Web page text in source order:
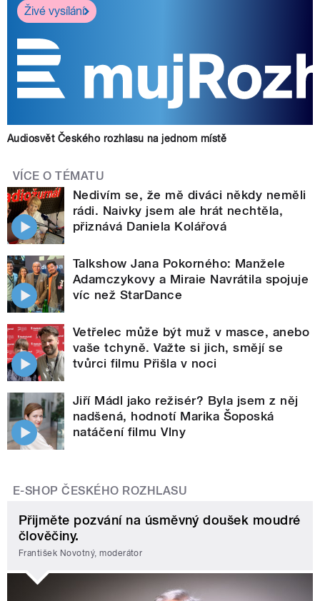
Živé vysílání
Audiosvět Českého rozhlasu na jednom místě
VÍCE O TÉMATU
Nedivím se, že mě diváci někdy neměli
rádi. Naivky jsem ale hrát nechtěla,
přiznává Daniela Kolářová
Talkshow Jana Pokorného: Manžele
Adamczykovy a Miraie Navrátila spojuje
víc než StarDance
Vetřelec může být muž v masce, anebo
vaše tchyně. Važte si jich, smějí se
tvůrci filmu Přišla v noci
Jiří Mádl jako režisér? Byla jsem z něj
nadšená, hodnotí Marika Šoposká
natáčení filmu Vlny
E-SHOP ČESKÉHO ROZHLASU
Přijměte pozvání na úsměvný doušek moudré
člověčiny.
František Novotný, moderátor